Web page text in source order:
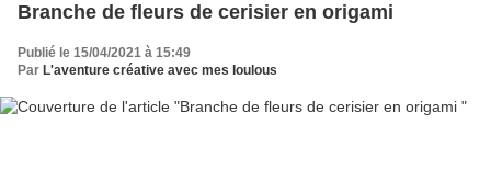
Branche de fleurs de cerisier en origami
Publié le 15/04/2021 à 15:49
Par L'aventure créative avec mes loulous